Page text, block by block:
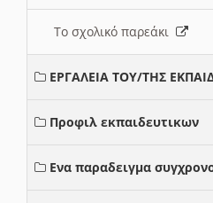
Το σχολικό παρεάκι
ΕΡΓΑΛΕΙΑ ΤΟΥ/ΤΗΣ
Προφιλ εκπαιδευτικων
Ενα παραδειγμα